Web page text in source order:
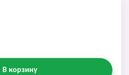
В корзину